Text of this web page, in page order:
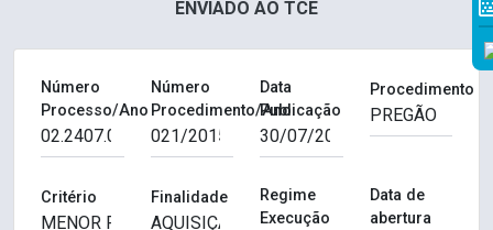
ENVIADO AO TCE
Número
Processo/Ano
Número
Procedimento/Ano
Data
Publicação
Procedimento
Critério Finalidade
Regime
Execução
Data de
abertura